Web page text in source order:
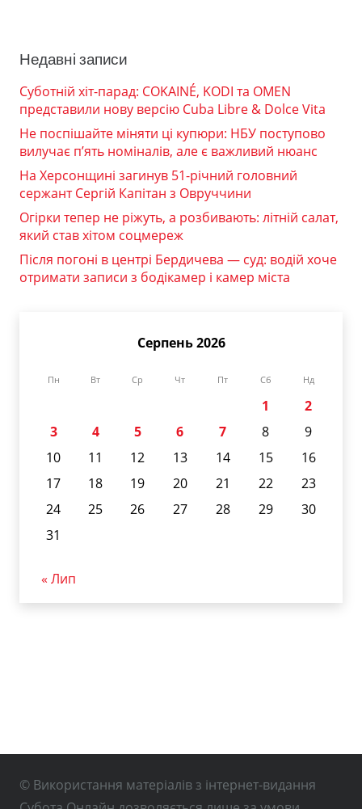
Недавні записи
Суботній хіт-парад: COKAINÉ, KODI та OMEN
представили нову версію Cuba Libre & Dolce Vita
Не поспішайте міняти ці купюри: НБУ поступово
вилучає п’ять номіналів, але є важливий нюанс
На Херсонщині загинув 51-річний головний
сержант Сергій Капітан з Овруччини
Огірки тепер не ріжуть, а розбивають: літній салат,
який став хітом соцмереж
Після погоні в центрі Бердичева — суд: водій хоче
отримати записи з бодікамер і камер міста
Серпень 2026
Пн Вт Ср Чт Пт Сб Нд
1
2
3
4 5 6 7 8
9
10
11 12 13 14 15
16
17
18 19 20 21 22
23
24
25 26 27 28 29
30
31
« Лип
© Використання матеріалів з інтернет-видання